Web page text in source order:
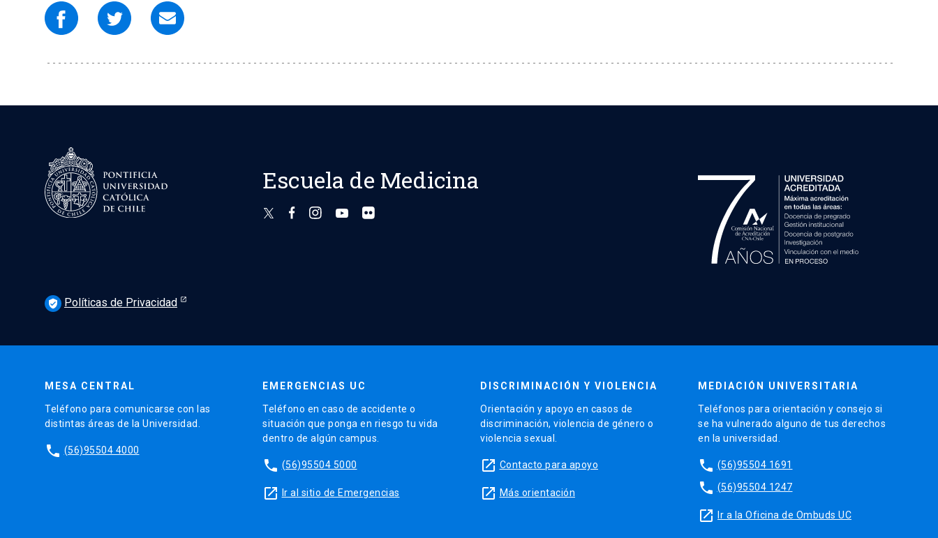
Escuela de Medicina
verified_user Políticas de Privacidad
MESA CENTRAL
Teléfono para comunicarse con las
distintas áreas de la Universidad.
phone (56)95504 4000
EMERGENCIAS UC
Teléfono en caso de accidente o
situación que ponga en riesgo tu vida
dentro de algún campus.
phone (56)95504 5000
launch Ir al sitio de Emergencias
DISCRIMINACIÓN Y VIOLENCIA
Orientación y apoyo en casos de
discriminación, violencia de género o
violencia sexual.
launch Contacto para apoyo
launch Más orientación
MEDIACIÓN UNIVERSITARIA
Teléfonos para orientación y consejo si
se ha vulnerado alguno de tus derechos
en la universidad.
phone (56)95504 1691
phone (56)95504 1247
launch Ir a la Oficina de Ombuds UC